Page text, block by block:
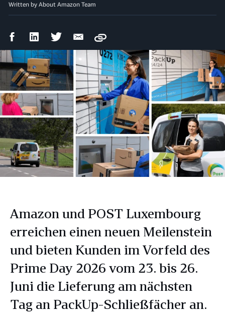
Written by About Amazon Team
FacebookLinkedIn Twitter Email
Copy
Amazon und POST Luxembourg
erreichen einen neuen Meilenstein
und bieten Kunden im Vorfeld des
Prime Day 2026 vom 23. bis 26.
Juni die Lieferung am nächsten
Tag an PackUp-Schließfächer an.